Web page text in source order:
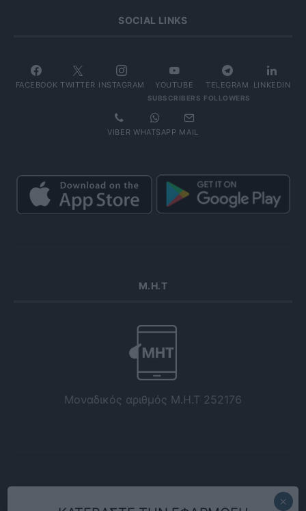
SOCIAL LINKS
FACEBOOK TWITTER INSTAGRAM YOUTUBE
SUBSCRIBERS
TELEGRAM
FOLLOWERS
LINKEDIN
VIBER WHATSAPP MAIL
Μ.Η.Τ
Μοναδικός αριθμός Μ.Η.Τ 252176